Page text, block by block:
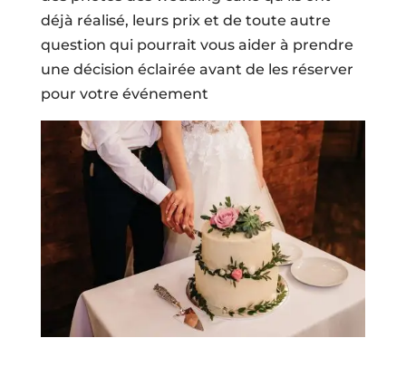
déjà réalisé, leurs prix et de toute autre
question qui pourrait vous aider à prendre
une décision éclairée avant de les réserver
pour votre événement